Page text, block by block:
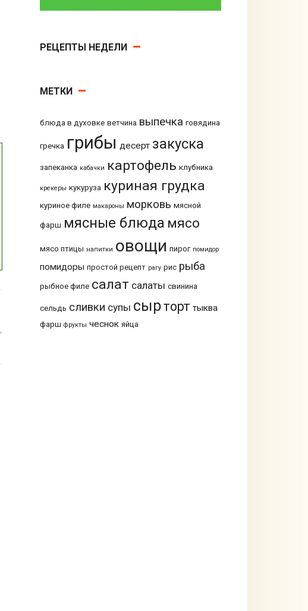
РЕЦЕПТЫ НЕДЕЛИ
МЕТКИ
блюда в духовке ветчина выпечка говядина
гречка грибы десерт закуска
запеканка кабачки картофель клубника
крекеры кукуруза куриная грудка
куриное филе макароны морковь мясной
фарш мясные блюда мясо
мясо птицы напитки овощи пирог помидор
помидоры простой рецепт рагу рис рыба
рыбное филе салат салаты свинина
сельдь сливки супы сырторт тыква
фарш фрукты чеснок яйца